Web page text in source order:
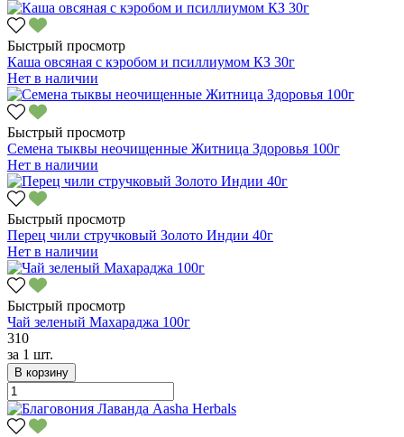
Быстрый просмотр
Каша овсяная с кэробом и псиллиумом КЗ 30г
Нет в наличии
Быстрый просмотр
Семена тыквы неочищенные Житница Здоровья 100г
Нет в наличии
Быстрый просмотр
Перец чили стручковый Золото Индии 40г
Нет в наличии
Быстрый просмотр
Чай зеленый Махараджа 100г
310
за 1 шт.
В корзину